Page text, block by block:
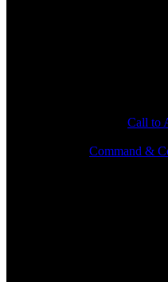
Call to
Command &